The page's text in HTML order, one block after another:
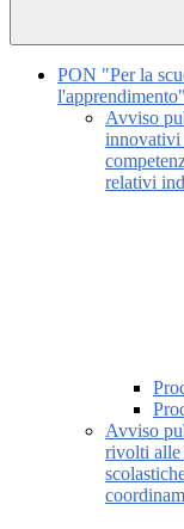
PON "Per la
Avviso
innovativi
relativi
Avviso
rivolti alle